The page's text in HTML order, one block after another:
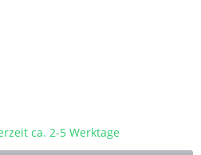
ca. 2-5 Werktage